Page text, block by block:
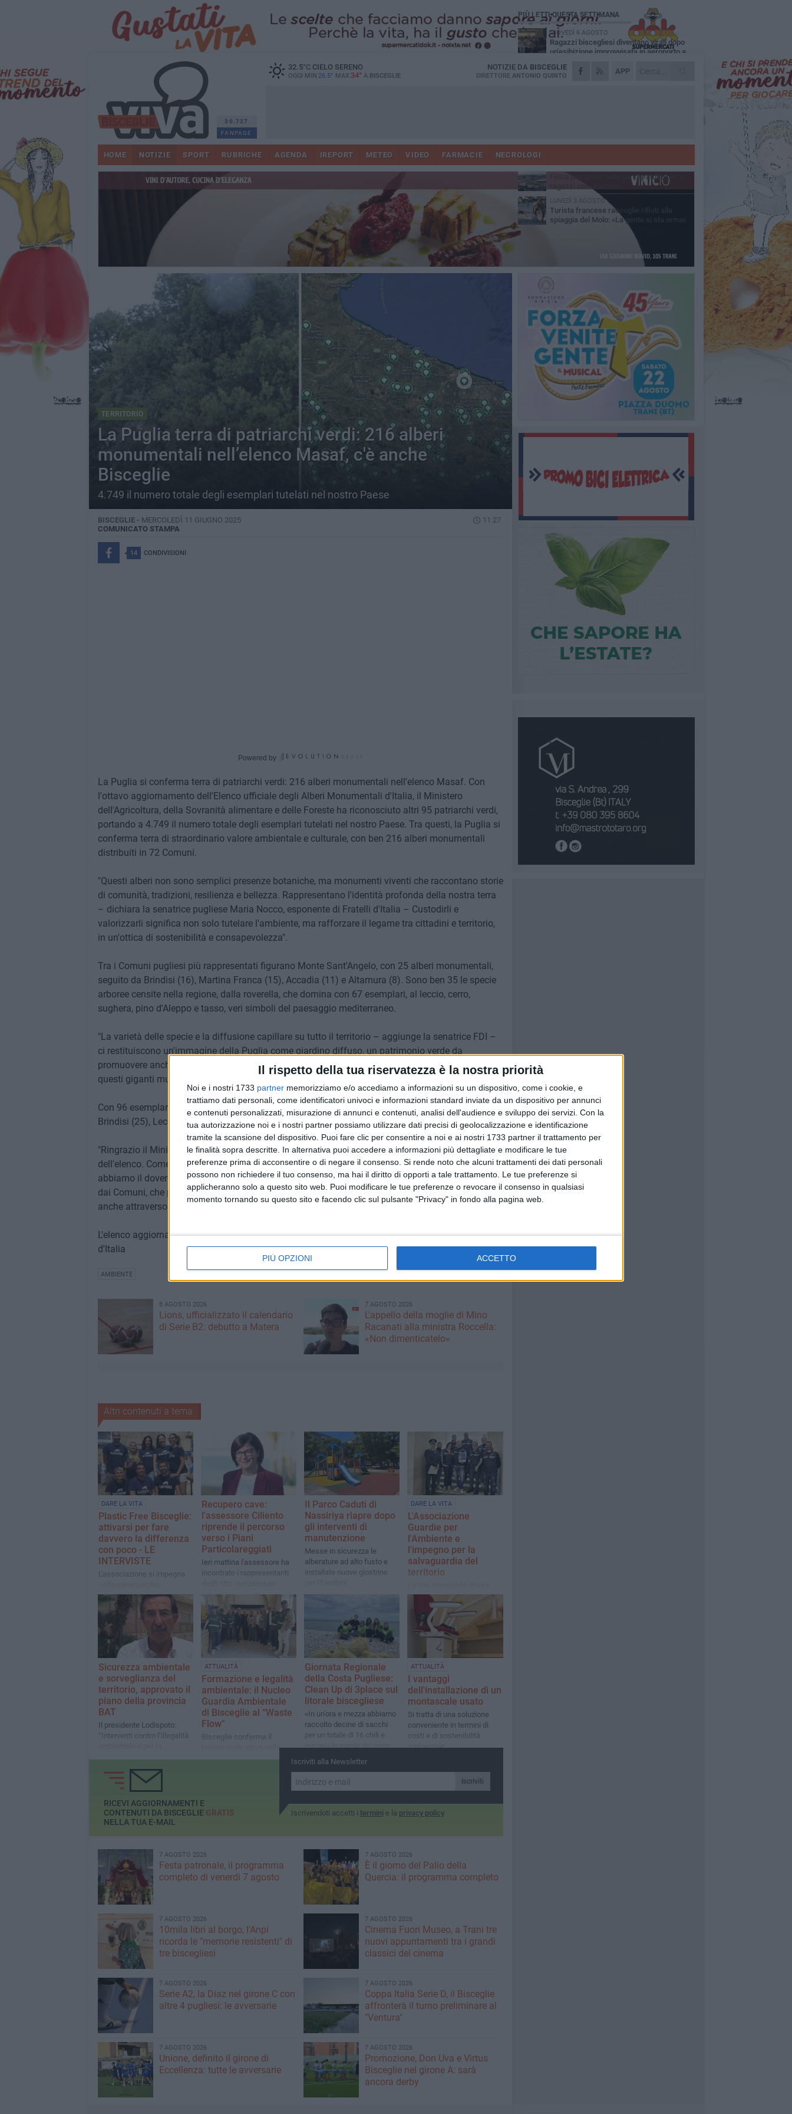
Il rispetto della tua riservatezza è la nostra priorità
Noi e i nostri 1733 partner memorizziamo e/o accediamo a informazioni su un dispositivo, come i cookie, e
trattiamo dati personali, come identificatori univoci e informazioni standard inviate da un dispositivo per annunci
e contenuti personalizzati, misurazione di annunci e contenuti, analisi dell'audience e sviluppo dei servizi. Con la
tua autorizzazione noi e i nostri partner possiamo utilizzare dati precisi di geolocalizzazione e identificazione
tramite la scansione del dispositivo. Puoi fare clic per consentire a noi e ai nostri 1733 partner il trattamento per
le finalità sopra descritte. In alternativa puoi accedere a informazioni più dettagliate e modificare le tue
preferenze prima di acconsentire o di negare il consenso. Si rende noto che alcuni trattamenti dei dati personali
possono non richiedere il tuo consenso, ma hai il diritto di opporti a tale trattamento. Le tue preferenze si
applicheranno solo a questo sito web. Puoi modificare le tue preferenze o revocare il consenso in qualsiasi
momento tornando su questo sito e facendo clic sul pulsante "Privacy" in fondo alla pagina web.
PIÙ OPZIONI ACCETTO
30.727
FANPAGE
32.5°CCIELO SERENO
OGGI MIN 26.5° MAX 34° A BISCEGLIE
APP
NOTIZIE DA BISCEGLIE
DIRETTORE ANTONIO QUINTO
HOME NOTIZIE SPORT RUBRICHE AGENDA IREPORT METEO VIDEO FARMACIE NECROLOGI
TERRITORIO
La Puglia terra di patriarchi verdi: 216 alberi
monumentali nell’elenco Masaf, c'è anche
Bisceglie
4.749 il numero totale degli esemplari tutelati nel nostro Paese
BISCEGLIE - MERCOLEDÌ 11 GIUGNO 2025
11.27
COMUNICATO STAMPA
14 CONDIVISIONI
Powered by
La Puglia si conferma terra di patriarchi verdi: 216 alberi monumentali nell'elenco Masaf. Con
l'ottavo aggiornamento dell'Elenco ufficiale degli Alberi Monumentali d'Italia, il Ministero
dell'Agricoltura, della Sovranità alimentare e delle Foreste ha riconosciuto altri 95 patriarchi verdi,
portando a 4.749 il numero totale degli esemplari tutelati nel nostro Paese. Tra questi, la Puglia si
conferma terra di straordinario valore ambientale e culturale, con ben 216 alberi monumentali
distribuiti in 72 Comuni.
"Questi alberi non sono semplici presenze botaniche, ma monumenti viventi che raccontano storie
di comunità, tradizioni, resilienza e bellezza. Rappresentano l'identità profonda della nostra terra
– dichiara la senatrice pugliese Maria Nocco, esponente di Fratelli d'Italia – Custodirli e
valorizzarli significa non solo tutelare l'ambiente, ma rafforzare il legame tra cittadini e territorio,
in un'ottica di sostenibilità e consapevolezza".
Tra i Comuni pugliesi più rappresentati figurano Monte Sant'Angelo, con 25 alberi monumentali,
seguito da Brindisi (16), Martina Franca (15), Accadia (11) e Altamura (8). Sono ben 35 le specie
arboree censite nella regione, dalla roverella, che domina con 67 esemplari, al leccio, cerro,
sughera, pino d'Aleppo e tasso, veri simboli del paesaggio mediterraneo.
"La varietà delle specie e la diffusione capillare su tutto il territorio – aggiunge la senatrice FDI –
ci restituiscono un'immagine della Puglia come giardino diffuso, un patrimonio verde da
promuovere anche attraverso percorsi educativi, turistici e culturali. Non possiamo permettere che
questi giganti muti vengano dimenticati: vanno raccontati, visitati, studiati, amati".
Con 96 esemplari, è la provincia di Foggia a vantare il primato regionale, seguita da Bari (45),
Brindisi (25), Lecce (22), Taranto (22) e Barletta-Andria-Trani (6).
"Ringrazio il Ministro Lollobrigida e il Masaf per l'importante lavoro di tutela e aggiornamento
dell'elenco. Come rappresentanti delle Istituzioni – conclude la Sen. Maria Nocco (FDI) –
abbiamo il dovere di trasformare questo censimento in azioni concrete di valorizzazione, a partire
dai Comuni, che possono diventare protagonisti della promozione del proprio patrimonio arboreo,
anche attraverso la scuola, l'associazionismo e le attività turistiche".
L'elenco aggiornato è consultabile sul sito del Ministero: masaf.gov.it – Alberi Monumentali
d'Italia
AMBIENTE
8 AGOSTO 2026
Lions, ufficializzato il calendario
di Serie B2: debutto a Matera
7 AGOSTO 2026
L'appello della moglie di Mino
Racanati alla ministra Roccella:
«Non dimenticatelo»
Altri contenuti a tema
DARE LA VITA
Plastic Free Bisceglie:
attivarsi per fare
davvero la differenza
con poco - LE
INTERVISTE
L'associazione si impegna
ambientale tramite attività di
clean up e non solo su
territorio cittadino
Recupero cave:
l'assessore Ciliento
riprende il percorso
verso i Piani
Particolareggiati
Ieri mattina l'assessore ha
incontrato i rappresentanti
estrattivi storici
Il Parco Caduti di
Nassiriya riapre dopo
gli interventi di
manutenzione
Messe in sicurezza le
alberature ad alto fusto e
installate nuove giostrine
DARE LA VITA
L'Associazione
Guardie per
l'Ambiente e
l'impegno per la
salvaguardia del
territorio
dell’ambiente e degli
animali, con un impegno
costante nella divulgazione
e nella prevenzione
Sicurezza ambientale
e sorveglianza del
territorio, approvato il
piano della provincia
BAT
Il presidente Lodispoto:
“Interventi contro l’illegalità
ATTUALITÀ
Formazione e legalità
ambientale: il Nucleo
Guardia Ambientale
di Bisceglie al “Waste
Flow"
Bisceglie conferma il
proprio ruolo attivo nella
tutela del territorio
Giornata Regionale
della Costa Pugliese:
Clean Up di 3place sul
litorale biscegliese
«In un'ora e mezza abbiamo
raccolto decine di sacchi
per un totale di 16 chili e
mezzo» le parole dei membri
dell'associazione
ATTUALITÀ
I vantaggi
dell'installazione di un
montascale usato
Si tratta di una soluzione
conveniente in termini di
costi e di sostenibilità
ambientale
Iscriviti alla Newsletter
Iscriviti
Iscrivendoti accetti i termini e la privacy policy
RICEVI AGGIORNAMENTI E
CONTENUTI DA BISCEGLIE GRATIS
NELLA TUA E-MAIL
7 AGOSTO 2026
Festa patronale, il programma
completo di venerdì 7 agosto
7 AGOSTO 2026
È il giorno del Palio della
Quercia: il programma completo
7 AGOSTO 2026
10mila libri al borgo, l'Anpi
ricorda le "memorie resistenti" di
tre biscegliesi
7 AGOSTO 2026
Cinema Fuori Museo, a Trani tre
nuovi appuntamenti tra i grandi
classici del cinema
7 AGOSTO 2026
Serie A2, la Diaz nel girone C con
altre 4 pugliesi: le avversarie
7 AGOSTO 2026
Coppa Italia Serie D, il Bisceglie
affronterà il turno preliminare al
"Ventura"
7 AGOSTO 2026
Unione, definito il girone di
Eccellenza: tutte le avversarie
7 AGOSTO 2026
Promozione, Don Uva e Virtus
Bisceglie nel girone A: sarà
ancora derby
PIÙ LETTI QUESTA SETTIMANA
GIOVEDÌ 6 AGOSTO
Ragazzi biscegliesi diventano virali dopo
un'esibizione improvvisata in aeroporto a
MARTEDÌ 4 AGOSTO
Emergenza caldo, il Comune di Bisceglie
Due auto incendiate nella notte in via Dieta
MERCOLEDÌ 5 AGOSTO
Festa patronale, luna park gratuito per i
LUNEDÌ 3 AGOSTO
Turista francese raccoglie rifiuti alla
spiaggia del Molo: «La gente si sta ormai
abituando»